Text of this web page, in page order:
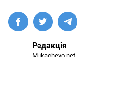
Редакція
Mukachevo.net